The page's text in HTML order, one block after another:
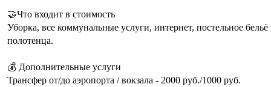
🤝Что входит в стоимость
Уборка, все коммунальные услуги, интернет, постельное бельё
полотенца.
💰 Дополнительные услуги
Трансфер от/до аэропорта / вокзала - 2000 руб./1000 руб.